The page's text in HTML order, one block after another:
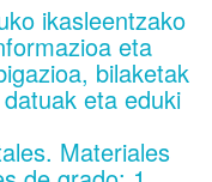
ikasleentzako
eta
bilaketak
eta eduki
Materiales